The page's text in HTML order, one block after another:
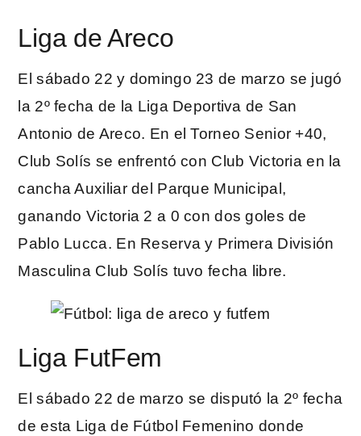
Liga de Areco
El sábado 22 y domingo 23 de marzo se jugó
la 2º fecha de la Liga Deportiva de San
Antonio de Areco. En el Torneo Senior +40,
Club Solís se enfrentó con Club Victoria en la
cancha Auxiliar del Parque Municipal,
ganando Victoria 2 a 0 con dos goles de
Pablo Lucca. En Reserva y Primera División
Masculina Club Solís tuvo fecha libre.
Liga FutFem
El sábado 22 de marzo se disputó la 2º fecha
de esta Liga de Fútbol Femenino donde